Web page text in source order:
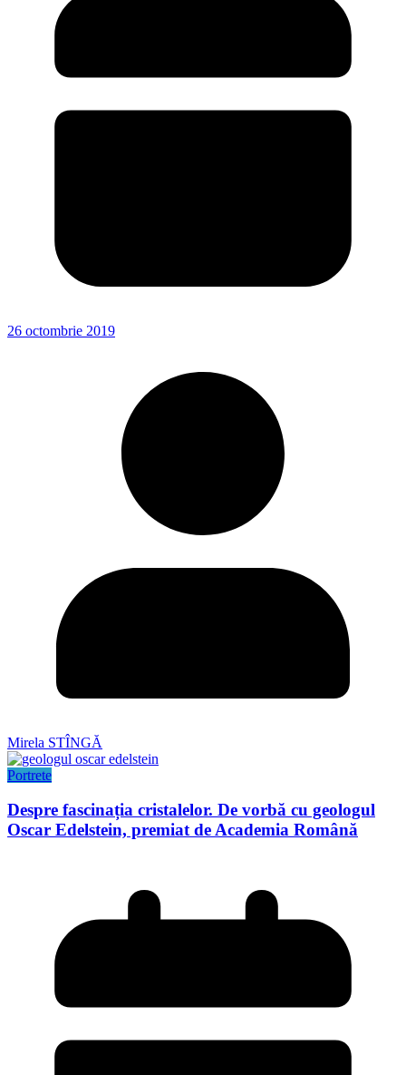
26 octombrie 2019
Mirela STÎNGĂ
Portrete
Despre fascinația cristalelor. De vorbă cu geologul
Oscar Edelstein, premiat de Academia Română